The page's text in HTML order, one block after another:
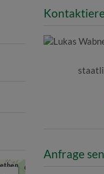
Anfrage